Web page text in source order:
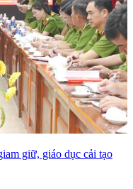
giữ, giáo dục cải tạo